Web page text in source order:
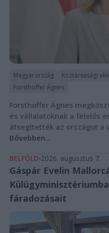
Magyarország Köztársasági
Forsthoffer Ágnes
Forsthoffer Ágnes
és vállalatoknak a felelős
átsegítették az országot a
Bővebben...
BELFÖLD 2026. augusztus 7.
Gáspár Evelin
fáradozásait